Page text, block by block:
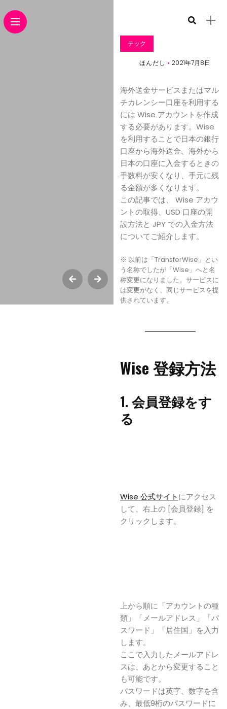
テック
ほんだし 2021年7月8日
海外送金サービスまたはマル
チカレンシー口座を利用する
には Wise アカウントを作成
する必要があります。Wise
を利用することで日本の銀行
口座から海外送金、海外から
日本の口座に入金するときの
手数料が安くなり、手元に残
る金額が多くなります。
この記事では、 Wise アカウ
ントの取得、USD 口座の開
設方法と JPY での入金方法
についてご紹介します。
※ 以前は「TransferWise」とい
う名称でしたが「Wise」へと名
称変更になりました。サービスに
は変更がなく、同じサービスを提
供されています。
Wise 登録方法
1. 会員登録をす
る
Wise 公式サイトにアクセス
して、右上の [会員登録] を
クリックします。
上から順に「アカウントの種
類」「メールアドレス」「パ
スワード」「居住国」を入力
します。
ここで入力したメールアドレ
スは、あとから変更すること
も可能です。
パスワードは英字、数字を含
み、最低9桁のパスワードに